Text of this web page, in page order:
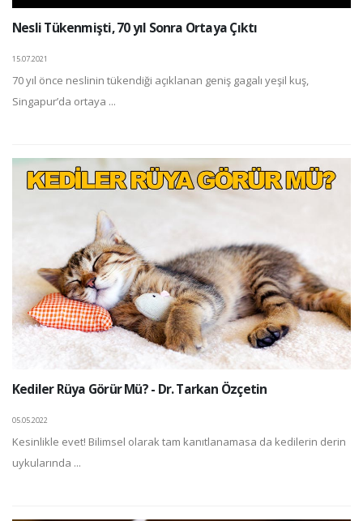
Nesli Tükenmişti, 70 yıl Sonra Ortaya Çıktı
15.07.2021
70 yıl önce neslinin tükendiği açıklanan geniş gagalı yeşil kuş,
Singapur’da ortaya ...
Kediler Rüya Görür Mü? - Dr. Tarkan Özçetin
05.05.2022
Kesinlikle evet! Bilimsel olarak tam kanıtlanamasa da kedilerin derin
uykularında ...